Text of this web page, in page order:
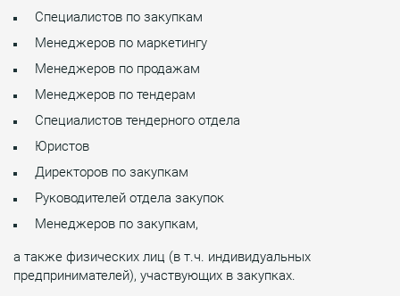
Специалистов по закупкам
Менеджеров по маркетингу
Менеджеров по продажам
Менеджеров по тендерам
Специалистов тендерного отдела
Юристов
Директоров по закупкам
Руководителей отдела закупок
Менеджеров по закупкам,
а также физических лиц (в т.ч. индивидуальных
предпринимателей), участвующих в закупках.